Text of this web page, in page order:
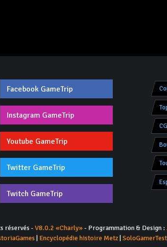
Facebook GameTrip
Instagram GameTrip
Youtube GameTrip
Twitter GameTrip
Twitch GameTrip
réservés -V8.0.2 «Charly»- Programmation & Design :
Encyclopédie histoire Metz| SoloGamerTest|